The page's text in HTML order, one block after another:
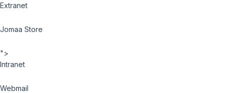
Extranet
Jomaa Store
">
Intranet
Webmail